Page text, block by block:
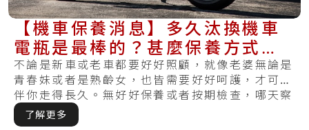
【機車保養消息】多久汰換機車
電瓶是最棒的？甚麼保養方式最
適合你的電瓶？
不論是新車或老車都要好好照顧，就像老婆無論是
青春妹或者是熟齡女，也皆需要好好呵護，才可陪
伴你走得長久。無好好保養或者按期檢查，哪天察
覺損.....
了解更多